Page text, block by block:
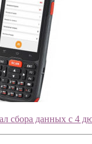
сбора данных с 4